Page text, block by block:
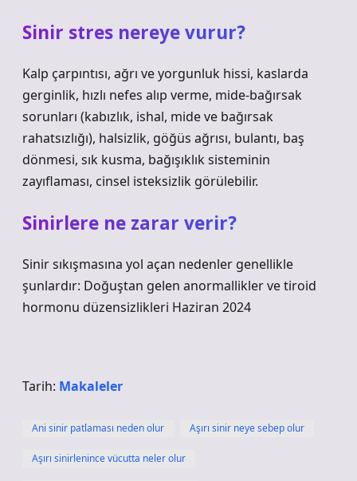
Sinir stres nereye vurur?
Kalp çarpıntısı, ağrı ve yorgunluk hissi, kaslarda
gerginlik, hızlı nefes alıp verme, mide-bağırsak
sorunları (kabızlık, ishal, mide ve bağırsak
rahatsızlığı), halsizlik, göğüs ağrısı, bulantı, baş
dönmesi, sık kusma, bağışıklık sisteminin
zayıflaması, cinsel isteksizlik görülebilir.
Sinirlere ne zarar verir?
Sinir sıkışmasına yol açan nedenler genellikle
şunlardır: Doğuştan gelen anormallikler ve tiroid
hormonu düzensizlikleri Haziran 2024
Tarih: Makaleler
Ani sinir patlaması neden olur Aşırı sinir neye sebep olur
Aşırı sinirlenince vücutta neler olur